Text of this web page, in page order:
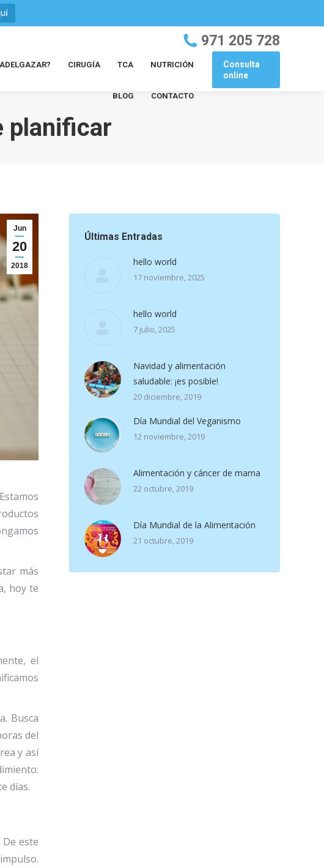
971 205 728
CIRUGÍA TCA NUTRICIÓN
BLOG CONTACTO
Consulta
online
planificar
Jun
20
2018
más
hoy te
el
Busca
del
y así
días.
este
Últimas Entradas
hello world
17 noviembre, 2025
hello world
7 julio, 2025
Navidad y alimentación
saludable: ¡es posible!
20 diciembre, 2019
Día Mundial del Veganismo
12 noviembre, 2019
Alimentación y cáncer de mama
22 octubre, 2019
Día Mundial de la Alimentación
21 octubre, 2019